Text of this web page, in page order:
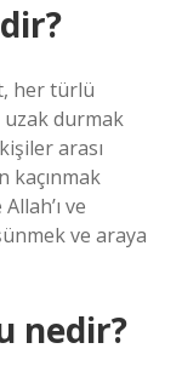
her türlü
durmak
arası
kaçınmak
ve
ve araya
nedir?